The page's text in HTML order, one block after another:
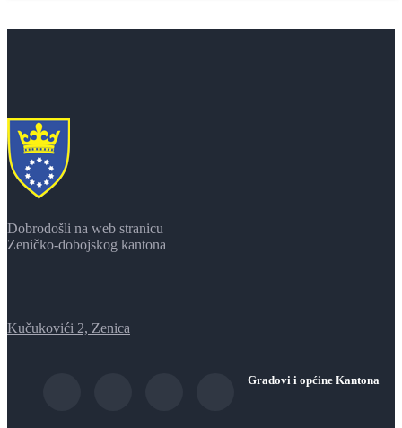
Dobrodošli na web stranicu
Zeničko-dobojskog kantona
Kučukovići 2, Zenica
Gradovi i općine Kantona